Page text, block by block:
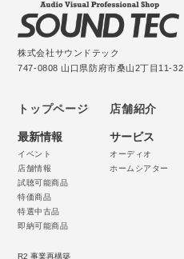
株式会社サウンドテック
747-0808 山口県防府市桑山2丁目11-32
トップページ
最新情報
イベント
店舗情報
試聴可能商品
特価商品
特選中古品
即納可能商品
店舗紹介
サービス
オーディオ
ホームシアター
R2 事業再構築